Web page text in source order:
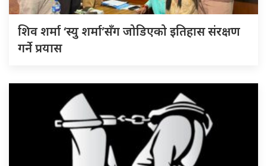
शिव शर्मा ‘स्यु शर्मा’सँग जोडिएको इतिहास संरक्षण
गर्ने प्रयास